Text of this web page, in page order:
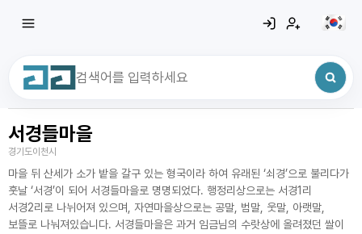
최근 검색어
서경들마을
경기도이천시
마을 뒤 산세가 소가 밭을 갈구 있는 형국이라 하여 유래된 ‘쇠경’으로 불리다가
훗날 ‘서경’이 되어 서경들마을로 명명되었다. 행정리상으로는 서경1리
서경2리로 나뉘어져 있으며, 자연마을상으로는 공말, 범말, 웃말, 아랫말,
보뜰로 나눠져있습니다. 서경들마을은 과거 임금님의 수랏상에 올려졌던 쌀이